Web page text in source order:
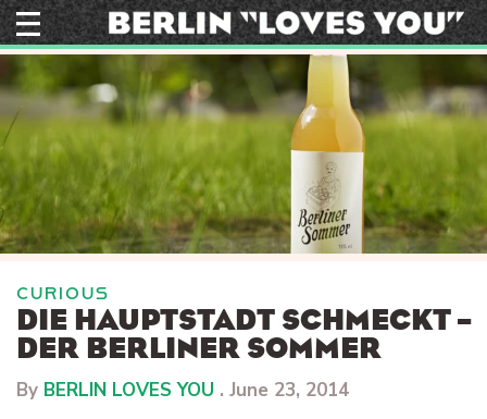
Skip
to
CURIOUS
DIE HAUPTSTADT SCHMECKT –
DER BERLINER SOMMER
By BERLIN LOVES YOU . June 23, 2014